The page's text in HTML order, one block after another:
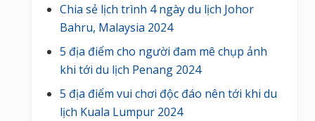
Chia sẻ lịch trình 4 ngày du lịch Johor
Bahru, Malaysia 2024
5 địa điểm cho người đam mê chụp ảnh
khi tới du lịch Penang 2024
5 địa điểm vui chơi độc đáo nên tới khi du
lịch Kuala Lumpur 2024